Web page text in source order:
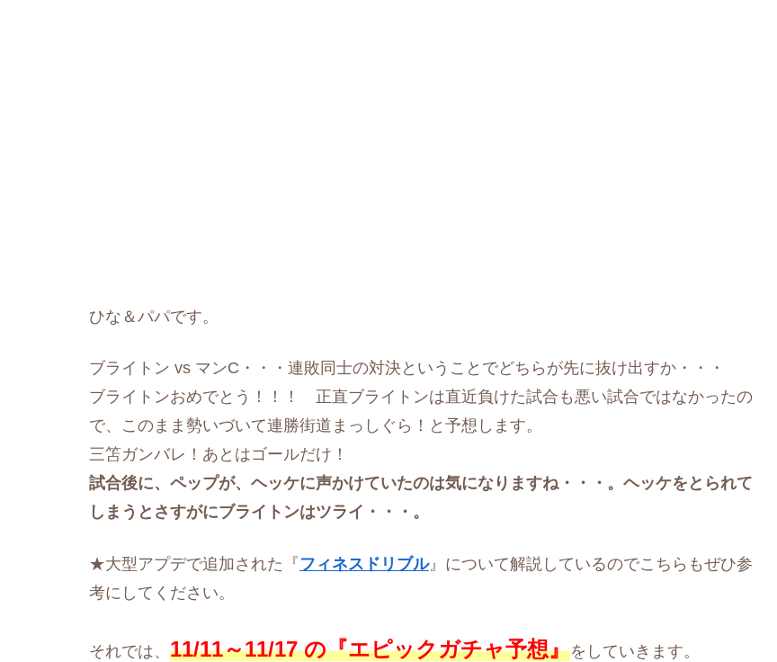
ひな＆パパです。
ブライトン vs マンC・・・連敗同士の対決ということでどちらが先に抜け出すか・・・
ブライトンおめでとう！！！ 正直ブライトンは直近負けた試合も悪い試合ではなかったの
で、このまま勢いづいて連勝街道まっしぐら！と予想します。
三笘ガンバレ！あとはゴールだけ！
試合後に、ペップが、ヘッケに声かけていたのは気になりますね・・・。ヘッケをとられて
しまうとさすがにブライトンはツライ・・・。
★大型アプデで追加された『 フィネスドリブル』について解説しているのでこちらもぜひ参
考にしてください。
それでは、 11/11～11/17の『エピックガチャ予想』をしていきます。